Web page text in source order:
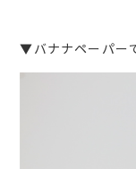
▼バナナペーパー